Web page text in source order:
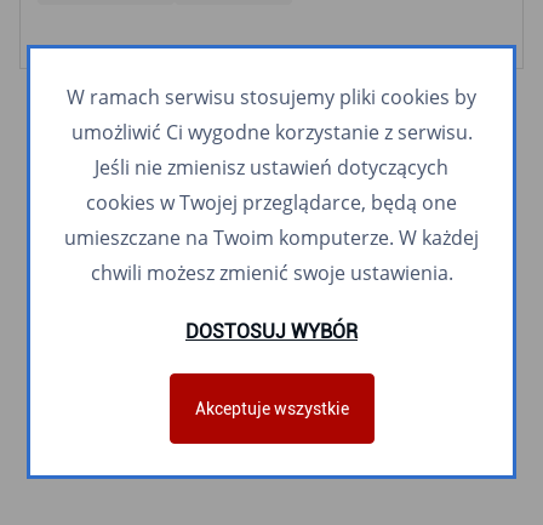
W ramach serwisu stosujemy pliki cookies by
umożliwić Ci wygodne korzystanie z serwisu.
Jeśli nie zmienisz ustawień dotyczących
cookies w Twojej przeglądarce, będą one
umieszczane na Twoim komputerze. W każdej
chwili możesz zmienić swoje ustawienia.
DOSTOSUJ WYBÓR
Akceptuje wszystkie